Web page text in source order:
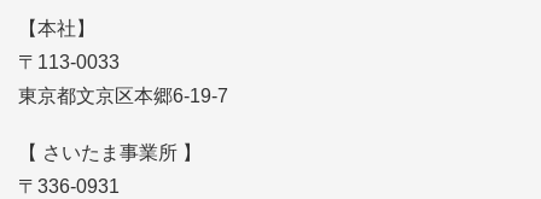
【本社】
〒113-0033
東京都文京区本郷6-19-7
【 さいたま事業所 】
〒336-0931